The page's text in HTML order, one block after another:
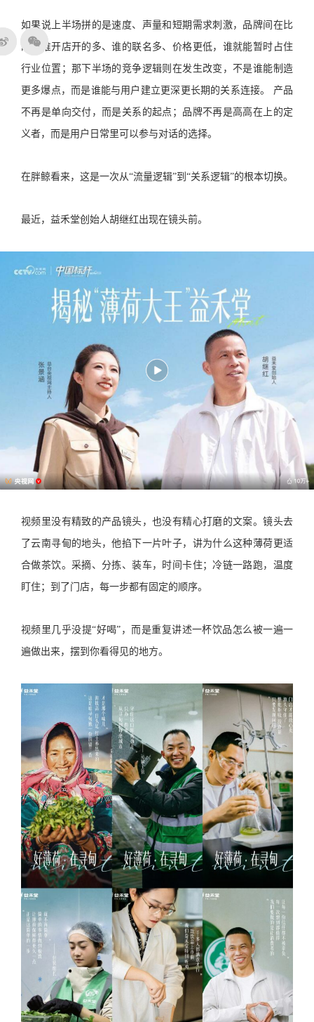
如果说上半场拼的是速度、声量和短期需求刺激，品牌间在比
的是谁开店开的多、谁的联名多、价格更低，谁就能暂时占住
行业位置；那下半场的竞争逻辑则在发生改变，不是谁能制造
更多爆点，而是谁能与用户建立更深更长期的关系连接。 产品
不再是单向交付，而是关系的起点；品牌不再是高高在上的定
义者，而是用户日常里可以参与对话的选择。
在胖鲸看来，这是一次从“流量逻辑”到“关系逻辑”的根本切换。
最近，益禾堂创始人胡继红出现在镜头前。
视频里没有精致的产品镜头，也没有精心打磨的文案。镜头去
了云南寻甸的地头，他掐下一片叶子，讲为什么这种薄荷更适
合做茶饮。采摘、分拣、装车，时间卡住；冷链一路跑，温度
盯住；到了门店，每一步都有固定的顺序。
视频里几乎没提“好喝”，而是重复讲述一杯饮品怎么被一遍一
遍做出来，摆到你看得见的地方。